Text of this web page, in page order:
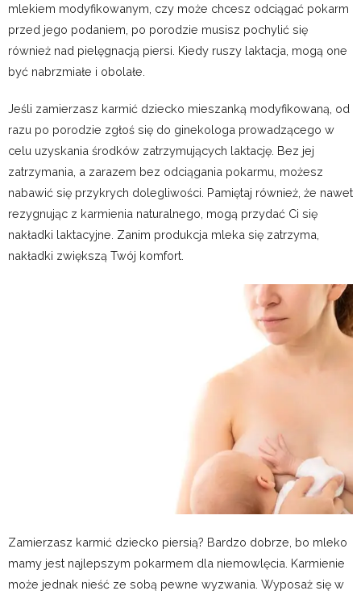
mlekiem modyfikowanym, czy może chcesz odciągać pokarm
przed jego podaniem, po porodzie musisz pochylić się
również nad pielęgnacją piersi. Kiedy ruszy laktacja, mogą one
być nabrzmiałe i obolałe.
Jeśli zamierzasz karmić dziecko mieszanką modyfikowaną, od
razu po porodzie zgłoś się do ginekologa prowadzącego w
celu uzyskania środków zatrzymujących laktację. Bez jej
zatrzymania, a zarazem bez odciągania pokarmu, możesz
nabawić się przykrych dolegliwości. Pamiętaj również, że nawet
rezygnując z karmienia naturalnego, mogą przydać Ci się
nakładki laktacyjne. Zanim produkcja mleka się zatrzyma,
nakładki zwiększą Twój komfort.
Zamierzasz karmić dziecko piersią? Bardzo dobrze, bo mleko
mamy jest najlepszym pokarmem dla niemowlęcia. Karmienie
może jednak nieść ze sobą pewne wyzwania. Wyposaż się w